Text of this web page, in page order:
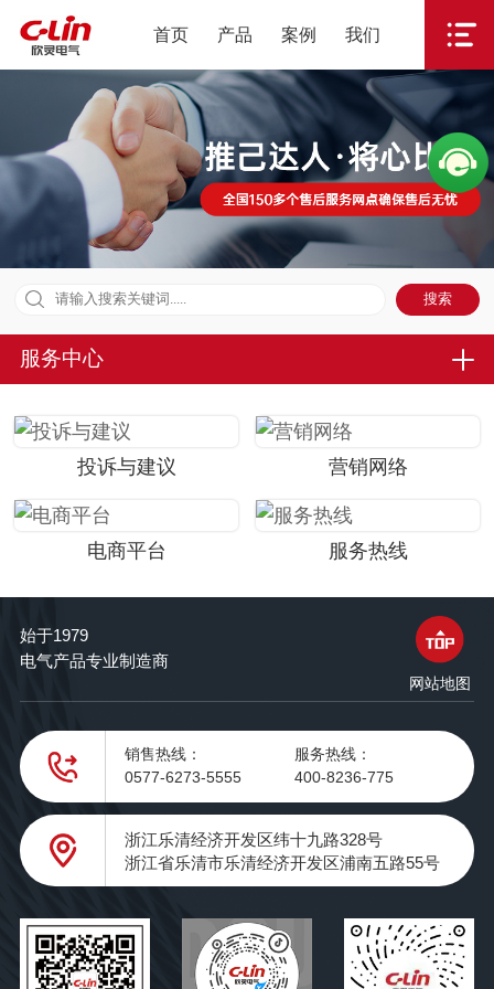
首页 产品 案例 我们
服务中心
投诉与建议 营销网络
电商平台 服务热线
始于1979
电气产品专业制造商
网站地图
销售热线：
0577-6273-5555
服务热线：
400-8236-775
浙江乐清经济开发区纬十九路328号
浙江省乐清市乐清经济开发区浦南五路55号